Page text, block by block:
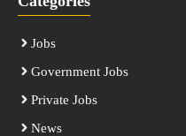
Jobs
Government Jobs
Private Jobs
News